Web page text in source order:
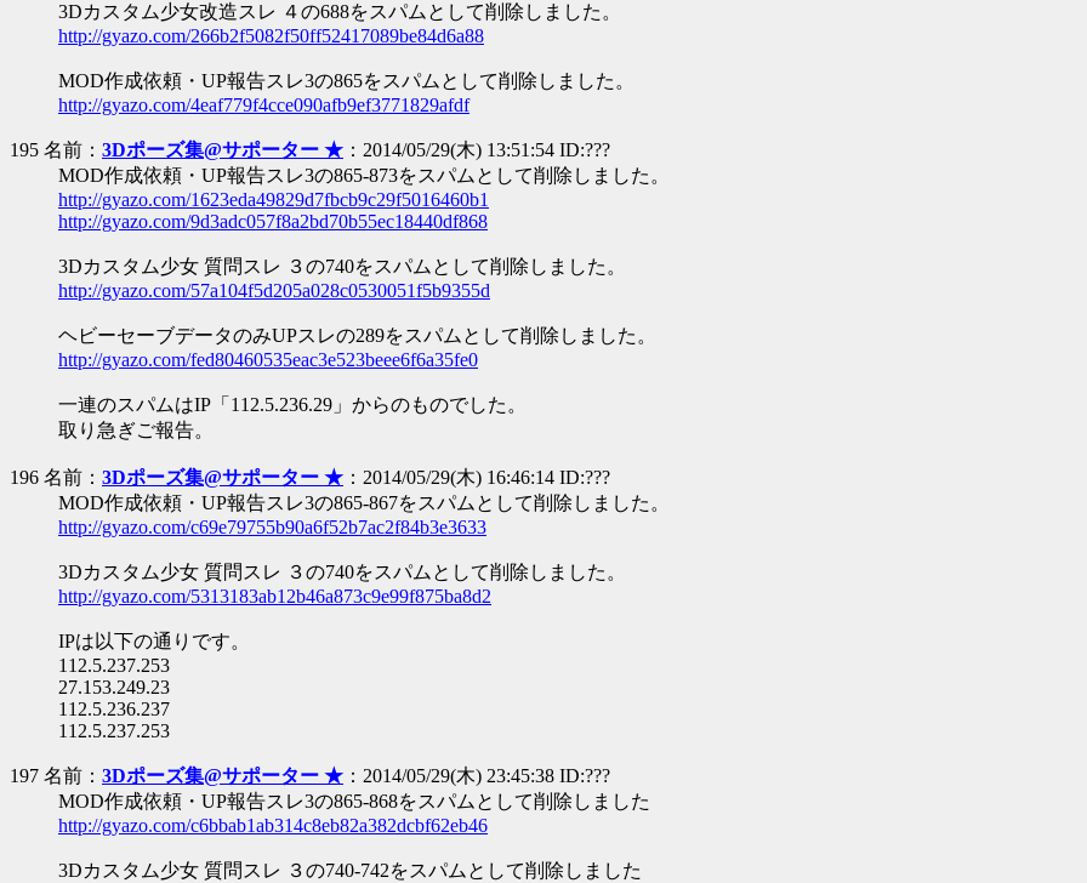
3Dカスタム少女改造スレ ４の688をスパムとして削除しました。
http://gyazo.com/266b2f5082f50ff52417089be84d6a88
MOD作成依頼・UP報告スレ3の865をスパムとして削除しました。
http://gyazo.com/4eaf779f4cce090afb9ef3771829afdf
195 名前： 3Dポーズ集@サポーター ★ ：2014/05/29(木) 13:51:54 ID:???
MOD作成依頼・UP報告スレ3の865-873をスパムとして削除しました。
http://gyazo.com/1623eda49829d7fbcb9c29f5016460b1
http://gyazo.com/9d3adc057f8a2bd70b55ec18440df868
3Dカスタム少女 質問スレ ３の740をスパムとして削除しました。
http://gyazo.com/57a104f5d205a028c0530051f5b9355d
ヘビーセーブデータのみUPスレの289をスパムとして削除しました。
http://gyazo.com/fed80460535eac3e523beee6f6a35fe0
一連のスパムはIP「112.5.236.29」からのものでした。
取り急ぎご報告。
196 名前： 3Dポーズ集@サポーター ★ ：2014/05/29(木) 16:46:14 ID:???
MOD作成依頼・UP報告スレ3の865-867をスパムとして削除しました。
http://gyazo.com/c69e79755b90a6f52b7ac2f84b3e3633
3Dカスタム少女 質問スレ ３の740をスパムとして削除しました。
http://gyazo.com/5313183ab12b46a873c9e99f875ba8d2
IPは以下の通りです。
112.5.237.253
27.153.249.23
112.5.236.237
112.5.237.253
197 名前： 3Dポーズ集@サポーター ★ ：2014/05/29(木) 23:45:38 ID:???
MOD作成依頼・UP報告スレ3の865-868をスパムとして削除しました
http://gyazo.com/c6bbab1ab314c8eb82a382dcbf62eb46
3Dカスタム少女 質問スレ ３の740-742をスパムとして削除しました